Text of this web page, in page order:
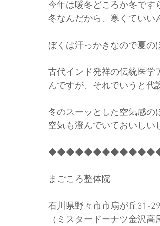
今年は暖冬どころか冬です
冬なんだから、寒くていい
ぼくは汗っかきなので夏の
古代インド発祥の伝統医学
んですが、それでいうと代
冬のスーッとした空気感の
空気も澄んでいておいしい
まごころ整体院
石川県野々市市扇が丘31-29
（ミスタードーナツ金沢高